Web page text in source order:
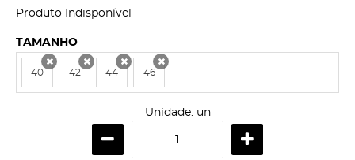
Produto Indisponível
TAMANHO
40x 42x 44x 46x
Unidade: un